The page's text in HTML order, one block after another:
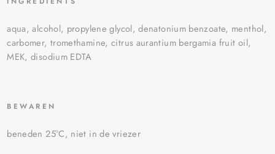
aqua, alcohol, propylene glycol, denatonium benzoate, menthol,
carbomer, tromethamine, citrus aurantium bergamia fruit oil,
MEK, disodium EDTA
BEWAREN
beneden 25°C, niet in de vriezer